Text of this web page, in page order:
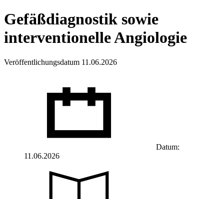
Gefäßdiagnostik sowie
interventionelle Angiologie
Veröffentlichungsdatum 11.06.2026
Datum:
11.06.2026